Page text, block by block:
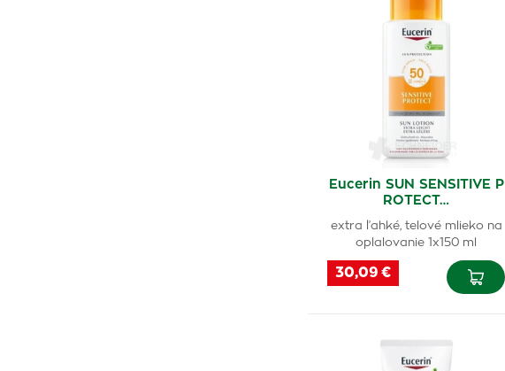
Eucerin SUN SENSITIVE P
ROTECT…
extra ľahké, telové mlieko na
oplalovanie 1x150 ml
30,09 €